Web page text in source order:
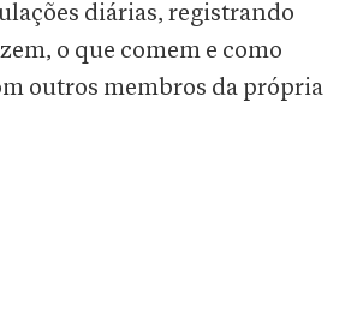
diárias, registrando
o que comem e como
outros membros da própria